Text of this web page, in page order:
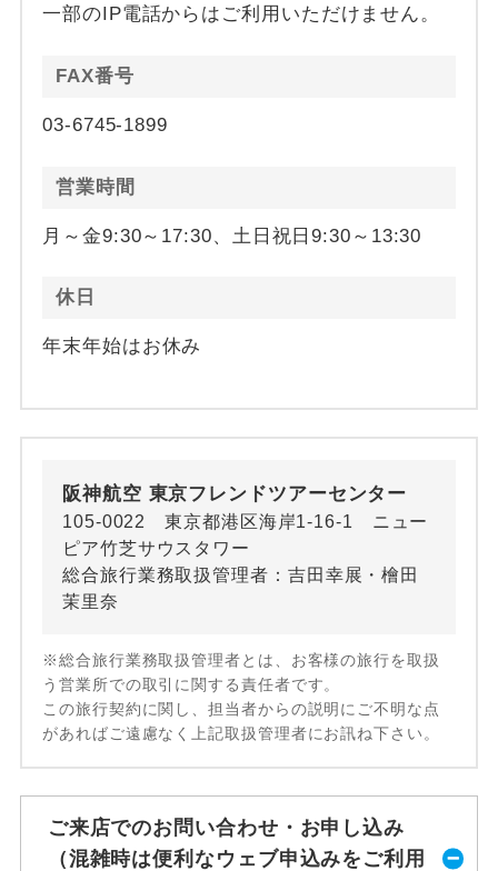
一部のIP電話からはご利用いただけません。
FAX番号
03-6745-1899
営業時間
月～金9:30～17:30、土日祝日9:30～13:30
休日
年末年始はお休み
阪神航空 東京フレンドツアーセンター
105-0022 東京都港区海岸1-16-1 ニュー
ピア竹芝サウスタワー
総合旅行業務取扱管理者：吉田幸展・檜田
茉里奈
※総合旅行業務取扱管理者とは、お客様の旅行を取扱
う営業所での取引に関する責任者です。
この旅行契約に関し、担当者からの説明にご不明な点
があればご遠慮なく上記取扱管理者にお訊ね下さい。
ご来店でのお問い合わせ・お申し込み
（混雑時は便利なウェブ申込みをご利用